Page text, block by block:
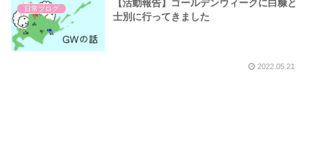
日常ブログ
【活動報告】ゴールデンウィークに白糠と
士別に行ってきました
2022.05.21